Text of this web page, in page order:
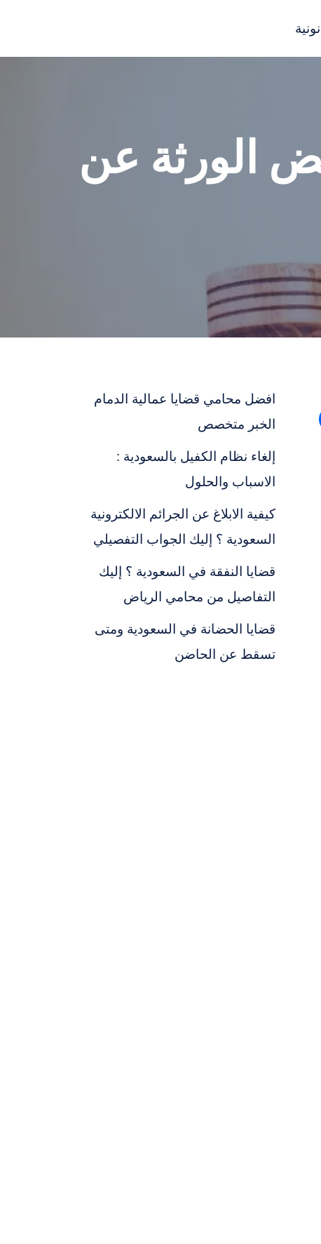
الورثة عن
افضل محامي قضايا عمالية الدمام
الخبر متخصص
إلغاء نظام الكفيل بالسعودية :
الاسباب والحلول
كيفية الابلاغ عن الجرائم الالكترونية
السعودية ؟ إليك الجواب التفصيلي
قضايا النفقة في السعودية ؟ إليك
التفاصيل من محامي الرياض
قضايا الحضانة في السعودية ومتى
تسقط عن الحاضن